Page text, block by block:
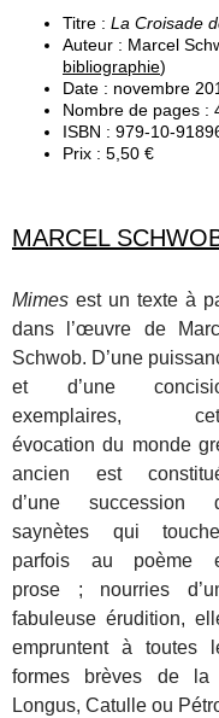
Titre : La Croisade
Auteur : Marcel
bibliographie)
Date : novembre
Nombre de pages :
ISBN : 979-10-
Prix : 5,50 €
MARCEL
Mimes est un texte à
dans l’œuvre de
Schwob. D’une
et d’une
exemplaires,
évocation du monde
ancien est
d’une succession
saynètes qui
parfois au poème
prose ; nourries
fabuleuse érudition,
empruntent à toutes
formes brèves de la
Longus, Catulle ou